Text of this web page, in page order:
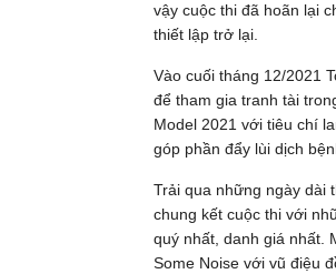
vậy cuộc thi đã hoãn lại
thiết lập trở lại.
Vào cuối tháng 12/2021
để tham gia tranh tài
Model 2021 với tiêu chí
góp phần đẩy lùi dịch
Trải qua những ngày dài
chung kết cuộc thi với
quý nhất, danh giá nhất.
Some Noise với vũ điệu